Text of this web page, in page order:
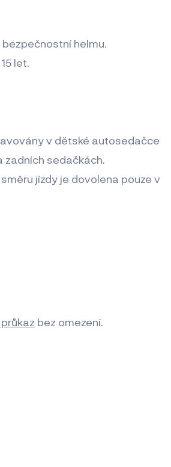
helmu.
let.
v dětské autosedačce
zadních sedačkách.
jízdy je dovolena pouze v
bez omezení.